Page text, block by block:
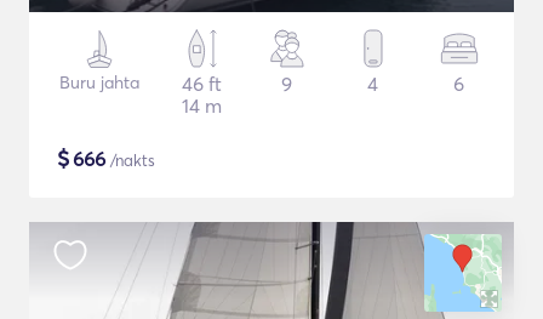
Buru jahta
46 ft
14 m
9 4 6
$666 /nakts